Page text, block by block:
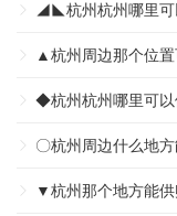
◢◣杭州杭州哪里可
▲杭州周边那个位
◆杭州杭州哪里可
〇杭州周边什么地
▼杭州那个地方能